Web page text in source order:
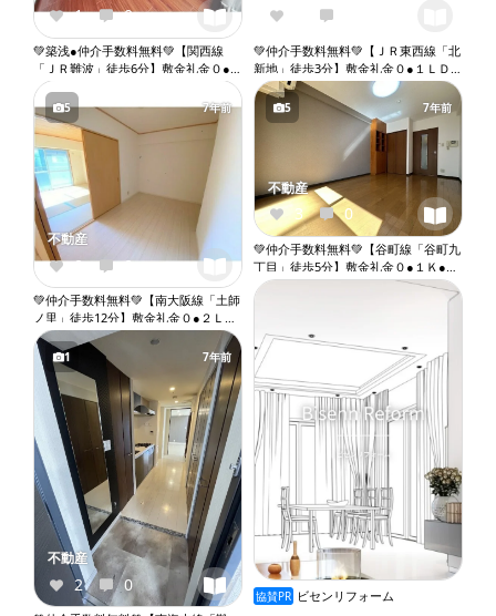
1 0
💚築浅●仲介手数料無料💚【関西線
「ＪＲ難波」徒歩6分】敷金礼金０●
１ＤＫ●２人入居相談●ペット相談●ネ
ット無料●２口ガスコンロ●バストイ
レ別●ウォシュレット●独立洗面台●室
内洗濯機置き場●オートロック●エレ
ベーター『X062』
5 7年前
0 0
💚仲介手数料無料💚【南大阪線「土師
ノ里」徒歩12分】敷金礼金０●２ＬＤ
Ｋ●ガスコンロ設置可●バストイレ別●
独立洗面台●室内洗濯機置き場
『X103』
不動産
1 7年前
2 0
不動産
💚仲介手数料無料💚【ＪＲ東西線「北
新地」徒歩3分】敷金礼金０●１ＬＤ
Ｋ●角部屋●ネット無料●２口ガスコン
ロ●バストイレ別●ウォシュレット●独
立洗面台●室内洗濯機置き場●オート
ロック●エレベーター『X055』
5 7年前
3 0
💚仲介手数料無料💚【谷町線「谷町九
丁目」徒歩5分】敷金礼金０●１Ｋ●バ
ストイレ別●独立洗面台●室内洗濯機
置き場●オートロック●エレベーター
不動産
協賛PR ビセンリフォーム